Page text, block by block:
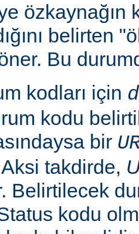
özkaynağın
belirten
Bu
kodları için
kodu
bir
takdirde,
Belirtilecek
kodu